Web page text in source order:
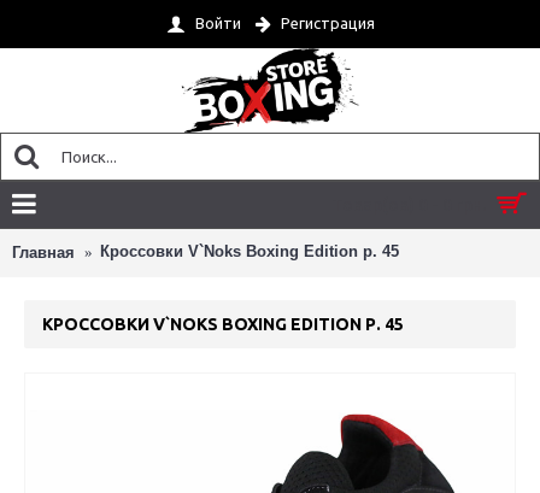
Войти Регистрация
Главная Кроссовки V`Noks Boxing Edition р. 45
КРОССОВКИ V`NOKS BOXING EDITION Р. 45